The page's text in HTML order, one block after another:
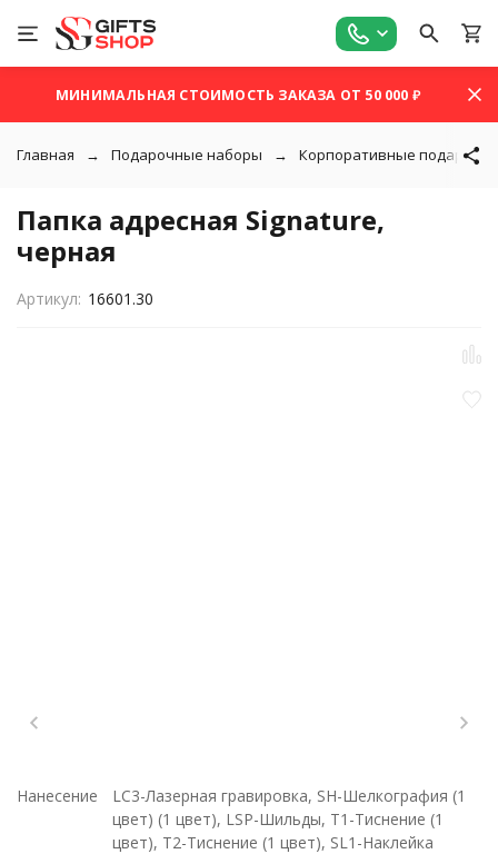
МИНИМАЛЬНАЯ СТОИМОСТЬ ЗАКАЗА ОТ 50 000 ₽
Главная Подарочные наборы Корпоративные подарки
Папка адресная Signature,
черная
Артикул: 16601.30
Нанесение
LC3-Лазерная гравировка, SH-Шелкография (1
цвет) (1 цвет), LSP-Шильды, T1-Тиснение (1
цвет), T2-Тиснение (1 цвет), SL1-Наклейка